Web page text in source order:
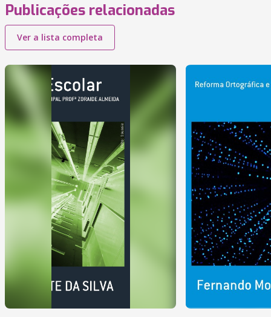
Publicações relacionadas
Ver a lista completa